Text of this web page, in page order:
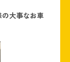
大事なお車